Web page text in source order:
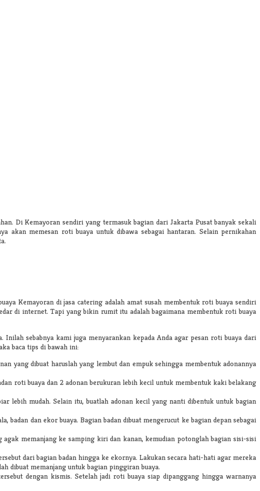
Di Kemayoran sendiri yang termasuk bagian dari Jakarta Pusat banyak sekali
akan memesan roti buaya untuk dibawa sebagai hantaran. Selain pernikahan
Kemayoran di jasa catering adalah amat susah membentuk roti buaya sendiri
di internet. Tapi yang bikin rumit itu adalah bagaimana membentuk roti buaya
sebabnya kami juga menyarankan kepada Anda agar pesan roti buaya dari
baca tips di bawah ini:
yang dibuat haruslah yang lembut dan empuk sehingga membentuk adonannya
roti buaya dan 2 adonan berukuran lebih kecil untuk membentuk kaki belakang
lebih mudah. Selain itu, buatlah adonan kecil yang nanti dibentuk untuk bagian
badan dan ekor buaya. Bagian badan dibuat mengerucut ke bagian depan sebagai
memanjang ke samping kiri dan kanan, kemudian potonglah bagian sisi-sisi
dari bagian badan hingga ke ekornya. Lakukan secara hati-hati agar mereka
dibuat memanjang untuk bagian pinggiran buaya.
dengan kismis. Setelah jadi roti buaya siap dipanggang hingga warnanya